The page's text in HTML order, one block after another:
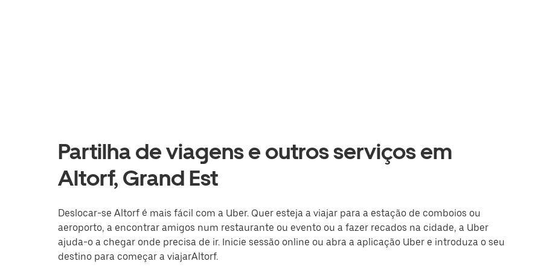
Partilha de viagens e outros serviços em
Altorf, Grand Est
Deslocar-se Altorf é mais fácil com a Uber. Quer esteja a viajar para a estação de comboios ou
aeroporto, a encontrar amigos num restaurante ou evento ou a fazer recados na cidade, a Uber
ajuda-o a chegar onde precisa de ir. Inicie sessão online ou abra a aplicação Uber e introduza o seu
destino para começar a viajarAltorf.